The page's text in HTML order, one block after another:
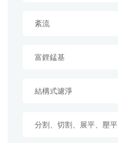
紊流
富鋰錳基
結構式濾淨
分割、切割、展平、壓平